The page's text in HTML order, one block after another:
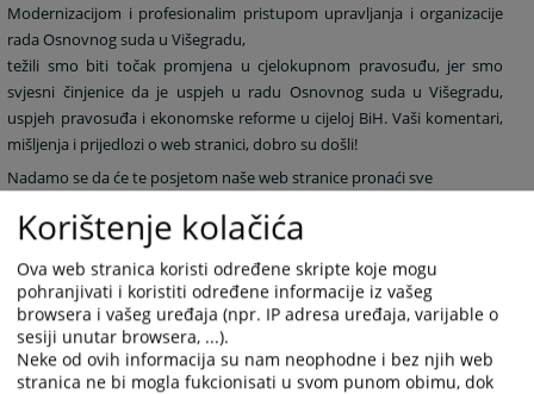
Modernizacijom i profesionalim pristupom upravljanja i organizacije
rada Osnovnog suda u Višegradu,
težili smo biti točak promjena u cjelokupnom pravosuđu, jer smo
svjesni činjenice da je uspjeh u radu Osnovnog suda u Višegradu,
uspjeh pravosuđa i ekonomske reforme u cijeloj BiH. Vaši komentari,
mišljenja i prijedlozi o web stranici, dobro su došli!
Nadamo se da će te posjetom naše web stranice pronaći sve
S poštovanjem,
Predsjednik suda
Danijela
Bojović
Korištenje kolačića
Ova web stranica koristi određene skripte koje mogu
pohranjivati i koristiti određene informacije iz vašeg
browsera i vašeg uređaja (npr. IP adresa uređaja, varijable o
sesiji unutar browsera, ...).
Neke od ovih informacija su nam neophodne i bez njih web
stranica ne bi mogla fukcionisati u svom punom obimu, dok